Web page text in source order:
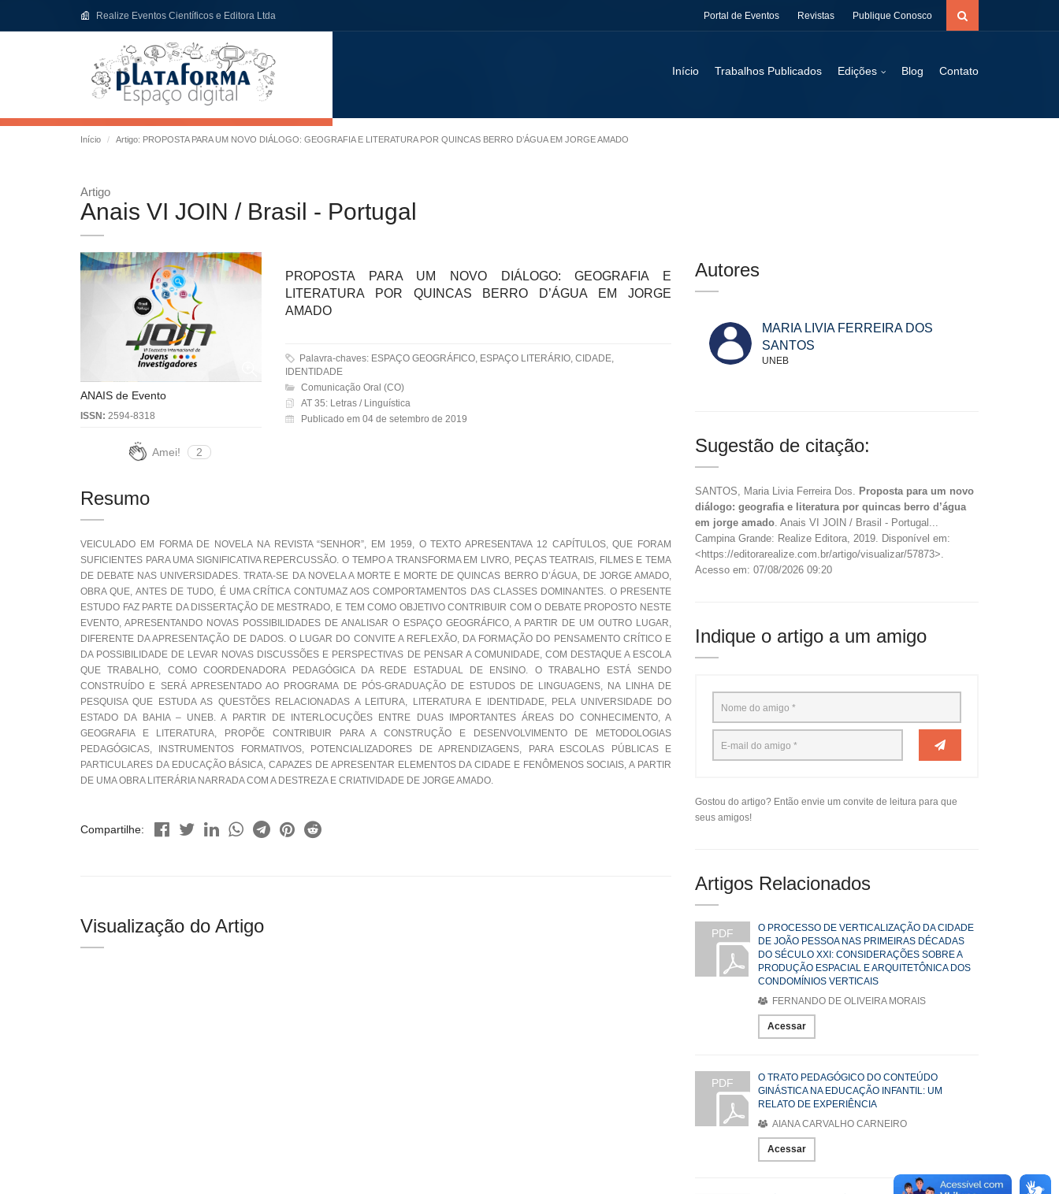
Realize Eventos Científicos e Editora Ltda Portal de Eventos Revistas Publique Conosco
Início Trabalhos Publicados Edições Blog Contato
Início Artigo: PROPOSTA PARA UM NOVO DIÁLOGO: GEOGRAFIA E LITERATURA POR QUINCAS BERRO D’ÁGUA EM JORGE AMADO
Artigo
Anais VI JOIN / Brasil - Portugal
ANAIS de Evento
ISSN: 2594-8318
Amei! 2
PROPOSTA PARA UM NOVO DIÁLOGO: GEOGRAFIA E
LITERATURA POR QUINCAS BERRO D’ÁGUA EM JORGE
AMADO
Palavra-chaves: ESPAÇO GEOGRÁFICO, ESPAÇO LITERÁRIO, CIDADE,
IDENTIDADE
Comunicação Oral (CO)
AT 35: Letras / Linguística
Publicado em 04 de setembro de 2019
Resumo
VEICULADO EM FORMA DE NOVELA NA REVISTA “SENHOR”, EM 1959, O TEXTO APRESENTAVA 12 CAPÍTULOS, QUE FORAM
SUFICIENTES PARA UMA SIGNIFICATIVA REPERCUSSÃO. O TEMPO A TRANSFORMA EM LIVRO, PEÇAS TEATRAIS, FILMES E TEMA
DE DEBATE NAS UNIVERSIDADES. TRATA-SE DA NOVELA A MORTE E MORTE DE QUINCAS BERRO D’ÁGUA, DE JORGE AMADO,
OBRA QUE, ANTES DE TUDO, É UMA CRÍTICA CONTUMAZ AOS COMPORTAMENTOS DAS CLASSES DOMINANTES. O PRESENTE
ESTUDO FAZ PARTE DA DISSERTAÇÃO DE MESTRADO, E TEM COMO OBJETIVO CONTRIBUIR COM O DEBATE PROPOSTO NESTE
EVENTO, APRESENTANDO NOVAS POSSIBILIDADES DE ANALISAR O ESPAÇO GEOGRÁFICO, A PARTIR DE UM OUTRO LUGAR,
DIFERENTE DA APRESENTAÇÃO DE DADOS. O LUGAR DO CONVITE A REFLEXÃO, DA FORMAÇÃO DO PENSAMENTO CRÍTICO E
DA POSSIBILIDADE DE LEVAR NOVAS DISCUSSÕES E PERSPECTIVAS DE PENSAR A COMUNIDADE, COM DESTAQUE A ESCOLA
QUE TRABALHO, COMO COORDENADORA PEDAGÓGICA DA REDE ESTADUAL DE ENSINO. O TRABALHO ESTÁ SENDO
CONSTRUÍDO E SERÁ APRESENTADO AO PROGRAMA DE PÓS-GRADUAÇÃO DE ESTUDOS DE LINGUAGENS, NA LINHA DE
PESQUISA QUE ESTUDA AS QUESTÕES RELACIONADAS A LEITURA, LITERATURA E IDENTIDADE, PELA UNIVERSIDADE DO
ESTADO DA BAHIA – UNEB. A PARTIR DE INTERLOCUÇÕES ENTRE DUAS IMPORTANTES ÁREAS DO CONHECIMENTO, A
GEOGRAFIA E LITERATURA, PROPÕE CONTRIBUIR PARA A CONSTRUÇÃO E DESENVOLVIMENTO DE METODOLOGIAS
PEDAGÓGICAS, INSTRUMENTOS FORMATIVOS, POTENCIALIZADORES DE APRENDIZAGENS, PARA ESCOLAS PÚBLICAS E
PARTICULARES DA EDUCAÇÃO BÁSICA, CAPAZES DE APRESENTAR ELEMENTOS DA CIDADE E FENÔMENOS SOCIAIS, A PARTIR
DE UMA OBRA LITERÁRIA NARRADA COM A DESTREZA E CRIATIVIDADE DE JORGE AMADO.
Compartilhe:
Visualização do Artigo
Autores
MARIA LIVIA FERREIRA DOS
SANTOS
UNEB
Sugestão de citação:
SANTOS, Maria Livia Ferreira Dos. Proposta para um novo
diálogo: geografia e literatura por quincas berro d’água
em jorge amado. Anais VI JOIN / Brasil - Portugal...
Campina Grande: Realize Editora, 2019. Disponível em:
<https://editorarealize.com.br/artigo/visualizar/57873>.
Acesso em: 07/08/2026 09:20
Indique o artigo a um amigo
Gostou do artigo? Então envie um convite de leitura para que
seus amigos!
Artigos Relacionados
PDF
O PROCESSO DE VERTICALIZAÇÃO DA CIDADE
DE JOÃO PESSOA NAS PRIMEIRAS DÉCADAS
DO SÉCULO XXI: CONSIDERAÇÕES SOBRE A
PRODUÇÃO ESPACIAL E ARQUITETÔNICA DOS
CONDOMÍNIOS VERTICAIS
FERNANDO DE OLIVEIRA MORAIS
Acessar
PDF
O TRATO PEDAGÓGICO DO CONTEÚDO
GINÁSTICA NA EDUCAÇÃO INFANTIL: UM
RELATO DE EXPERIÊNCIA
AIANA CARVALHO CARNEIRO
Acessar